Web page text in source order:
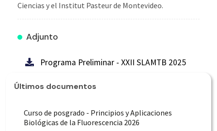
Ciencias y el Institut Pasteur de Montevideo.
Adjunto
Programa Preliminar - XXII SLAMTB 2025
Últimos documentos
Curso de posgrado - Principios y Aplicaciones
Biológicas de la Fluorescencia 2026